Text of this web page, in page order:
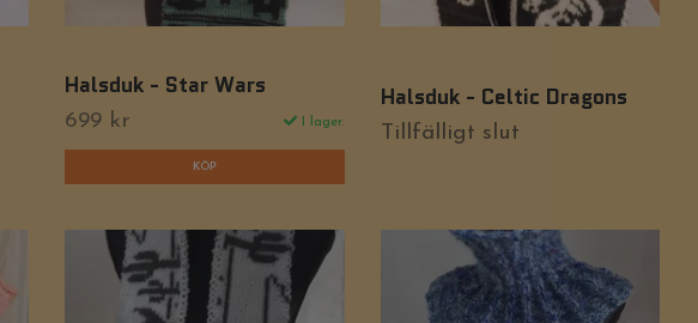
Halsduk - Star Wars
699 kr I lager.
Halsduk - Celtic Dragons
Tillfälligt slut